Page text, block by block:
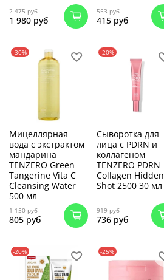
2 475 руб
1 980 руб
553 руб
415 руб
-30%
Мицеллярная
вода с экстрактом
мандарина
TENZERO Green
Tangerine Vita C
Cleansing Water
500 мл
1 150 руб
805 руб
-20%
Сыворотка для
лица с PDRN и
коллагеном
TENZERO PDRN
Collagen Hidden
Shot 2500 30 мл
919 руб
736 руб
-20% -25%